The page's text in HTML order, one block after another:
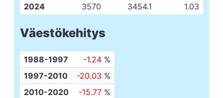
2024
3570 3454.1 1.03
Väestökehitys
1988-1997 -1.24 %
1997-2010
-20.03 %
2010-2020
-15.77 %